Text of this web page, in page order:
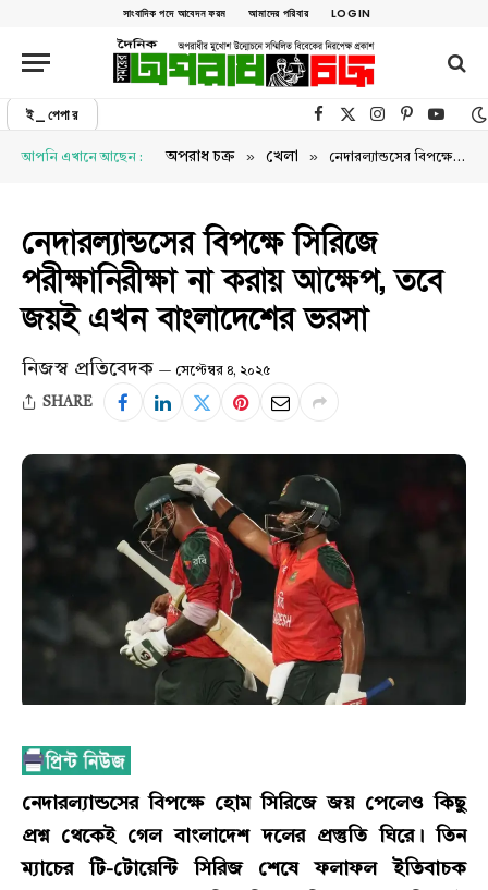
সাংবাদিক পদে আবেদন ফরম আমাদের পরিবার LOGIN
ই_পেপার Facebook
X (Twitter)Instagram
Pinterest
আপনি এখানে আছেন : অপরাধ চক্র » খেলা » নেদারল্যান্ডসের বিপক্ষে সিরিজে পরীক্ষানিরীক্ষা না করায় আক্ষেপ, তবে জয়ই এখন বাংলাদেশের ভরসা
নেদারল্যান্ডসের বিপক্ষে সিরিজে
পরীক্ষানিরীক্ষা না করায় আক্ষেপ, তবে
জয়ই এখন বাংলাদেশের ভরসা
নিজস্ব প্রতিবেদক সেপ্টেম্বর ৪, ২০২৫
SHARE
নেদারল্যান্ডসের বিপক্ষে হোম সিরিজে জয় পেলেও কিছু
প্রশ্ন থেকেই গেল বাংলাদেশ দলের প্রস্তুতি ঘিরে। তিন
ম্যাচের টি-টোয়েন্টি সিরিজ শেষে ফলাফল ইতিবাচক